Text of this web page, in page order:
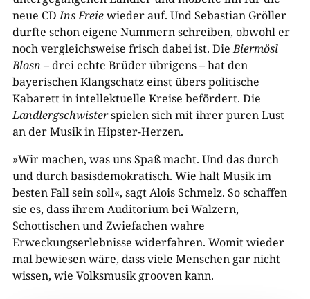
neue CDIns Freiewieder auf. Und Sebastian Gröller
durfte schon eigene Nummern schreiben, obwohl er
noch vergleichsweise frisch dabei ist. DieBiermösl
Blosn – drei echte Brüder übrigens – hat den
bayerischen Klangschatz einst übers politische
Kabarett in intellektuelle Kreise befördert. Die
Landlergschwisterspielen sich mit ihrer puren Lust
an der Musik in Hipster-Herzen.
»Wir machen, was uns Spaß macht. Und das durch
und durch basisdemokratisch. Wie halt Musik im
besten Fall sein soll«, sagt Alois Schmelz. So schaffen
sie es, dass ihrem Auditorium bei Walzern,
Schottischen und Zwiefachen wahre
Erweckungserlebnisse widerfahren. Womit wieder
mal bewiesen wäre, dass viele Menschen gar nicht
wissen, wie Volksmusik grooven kann.